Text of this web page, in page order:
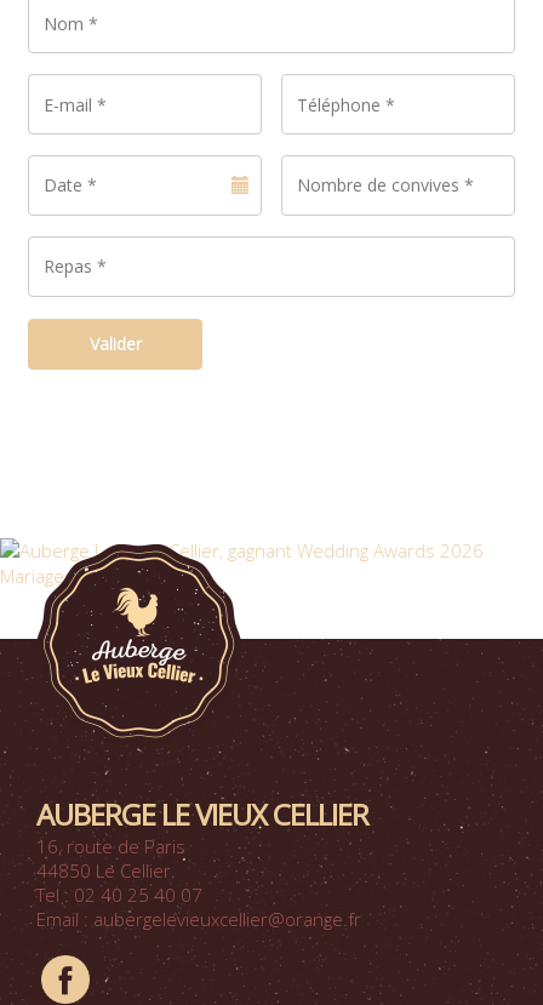
AUBERGE LE VIEUX CELLIER
16, route de Paris
44850 Le Cellier
Tel : 02 40 25 40 07
Email : aubergelevieuxcellier@orange.fr